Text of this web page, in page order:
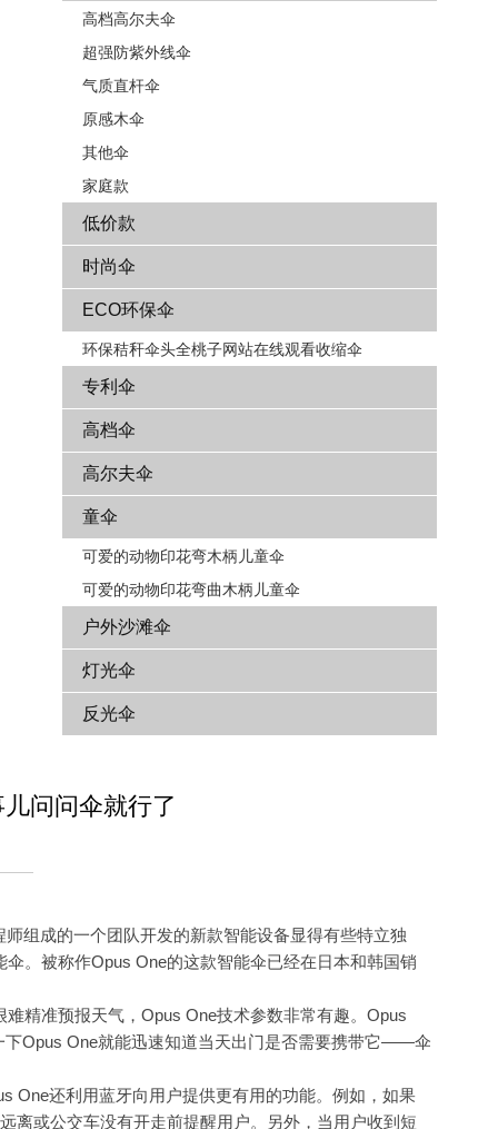
高档高尔夫伞
超强防紫外线伞
气质直杆伞
原感木伞
其他伞
家庭款
低价款
时尚伞
ECO环保伞
环保秸秆伞头全桃子网站在线观看收缩伞
专利伞
高档伞
高尔夫伞
童伞
可爱的动物印花弯木柄儿童伞
可爱的动物印花弯曲木柄儿童伞
户外沙滩伞
灯光伞
反光伞
儿问问伞就行了
工程师组成的一个团队开发的新款智能设备显得有些特立独
能伞。被称作Opus One的这款智能伞已经在日本和韩国销
精准预报天气，Opus One技术参数非常有趣。Opus
下Opus One就能迅速知道当天出门是否需要携带它——伞
还利用蓝牙向用户提供更有用的功能。例如，如果
离或公交车没有开走前提醒用户。另外，当用户收到短